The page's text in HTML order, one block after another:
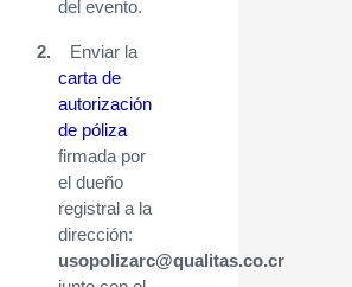
del evento.
2.
Enviar la
carta de
autorización
de póliza
firmada por
el dueño
registral a la
dirección:
usopolizarc@qualitas.co.cr